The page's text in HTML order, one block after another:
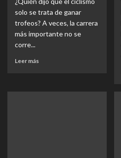
solo se trata de ganar
trofeos? A veces, la carrera
más importante no se
corre...
Leer más